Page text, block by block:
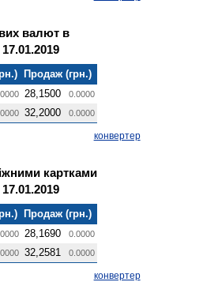
валют в
Продаж (грн.)
28,1500 0.0000
32,2000 0.0000
конвертер
картками
Продаж (грн.)
28,1690 0.0000
32,2581 0.0000
конвертер